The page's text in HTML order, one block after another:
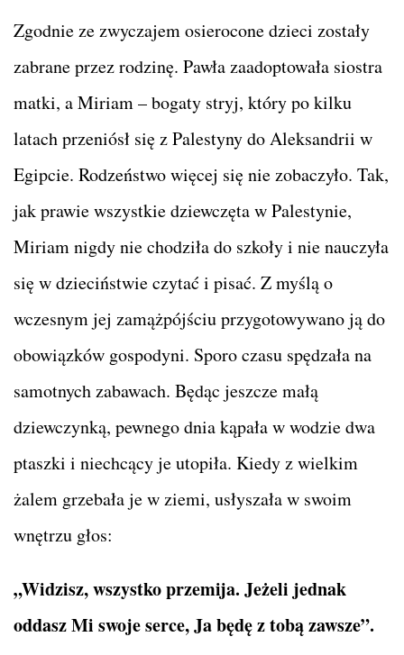
Zgodnie ze zwyczajem osierocone dzieci zostały
zabrane przez rodzinę. Pawła zaadoptowała siostra
matki, a Miriam – bogaty stryj, który po kilku
latach przeniósł się z Palestyny do Aleksandrii w
Egipcie. Rodzeństwo więcej się nie zobaczyło. Tak,
jak prawie wszystkie dziewczęta w Palestynie,
Miriam nigdy nie chodziła do szkoły i nie nauczyła
się w dzieciństwie czytać i pisać. Z myślą o
wczesnym jej zamążpójściu przygotowywano ją do
obowiązków gospodyni. Sporo czasu spędzała na
samotnych zabawach. Będąc jeszcze małą
dziewczynką, pewnego dnia kąpała w wodzie dwa
ptaszki i niechcący je utopiła. Kiedy z wielkim
żalem grzebała je w ziemi, usłyszała w swoim
wnętrzu głos:
„Widzisz, wszystko przemija. Jeżeli jednak
oddasz Mi swoje serce, Ja będę z tobą zawsze”.